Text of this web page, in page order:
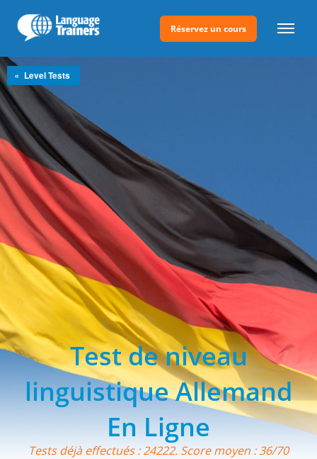
Réservez un cours
Test de niveau
linguistique Allemand
En Ligne
Tests déjà effectués : 24222. Score moyen : 36/70
» Level Tests